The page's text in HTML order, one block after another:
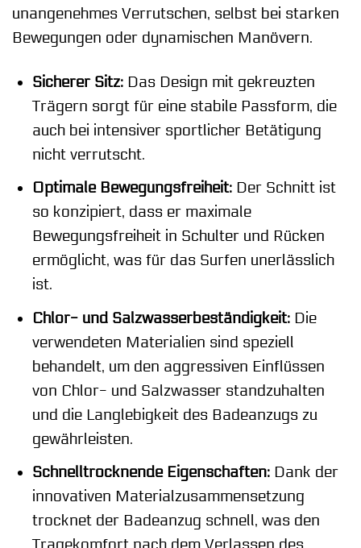
unangenehmes Verrutschen, selbst bei starken
Bewegungen oder dynamischen Manövern.
Sicherer Sitz:Das Design mit gekreuzten
Trägern sorgt für eine stabile Passform, die
auch bei intensiver sportlicher Betätigung
nicht verrutscht.
Optimale Bewegungsfreiheit:Der Schnitt ist
so konzipiert, dass er maximale
Bewegungsfreiheit in Schulter und Rücken
ermöglicht, was für das Surfen unerlässlich
ist.
Chlor- und Salzwasserbeständigkeit:Die
verwendeten Materialien sind speziell
behandelt, um den aggressiven Einflüssen
von Chlor- und Salzwasser standzuhalten
und die Langlebigkeit des Badeanzugs zu
gewährleisten.
Schnelltrocknende Eigenschaften:Dank der
innovativen Materialzusammensetzung
trocknet der Badeanzug schnell, was den